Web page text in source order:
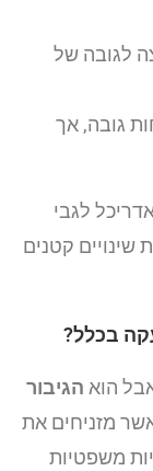
לגובה של
גובה, אך
לגבי
שינויים קטנים
בכלל?
הוא הגיבור
מזניחים את
משפטיות